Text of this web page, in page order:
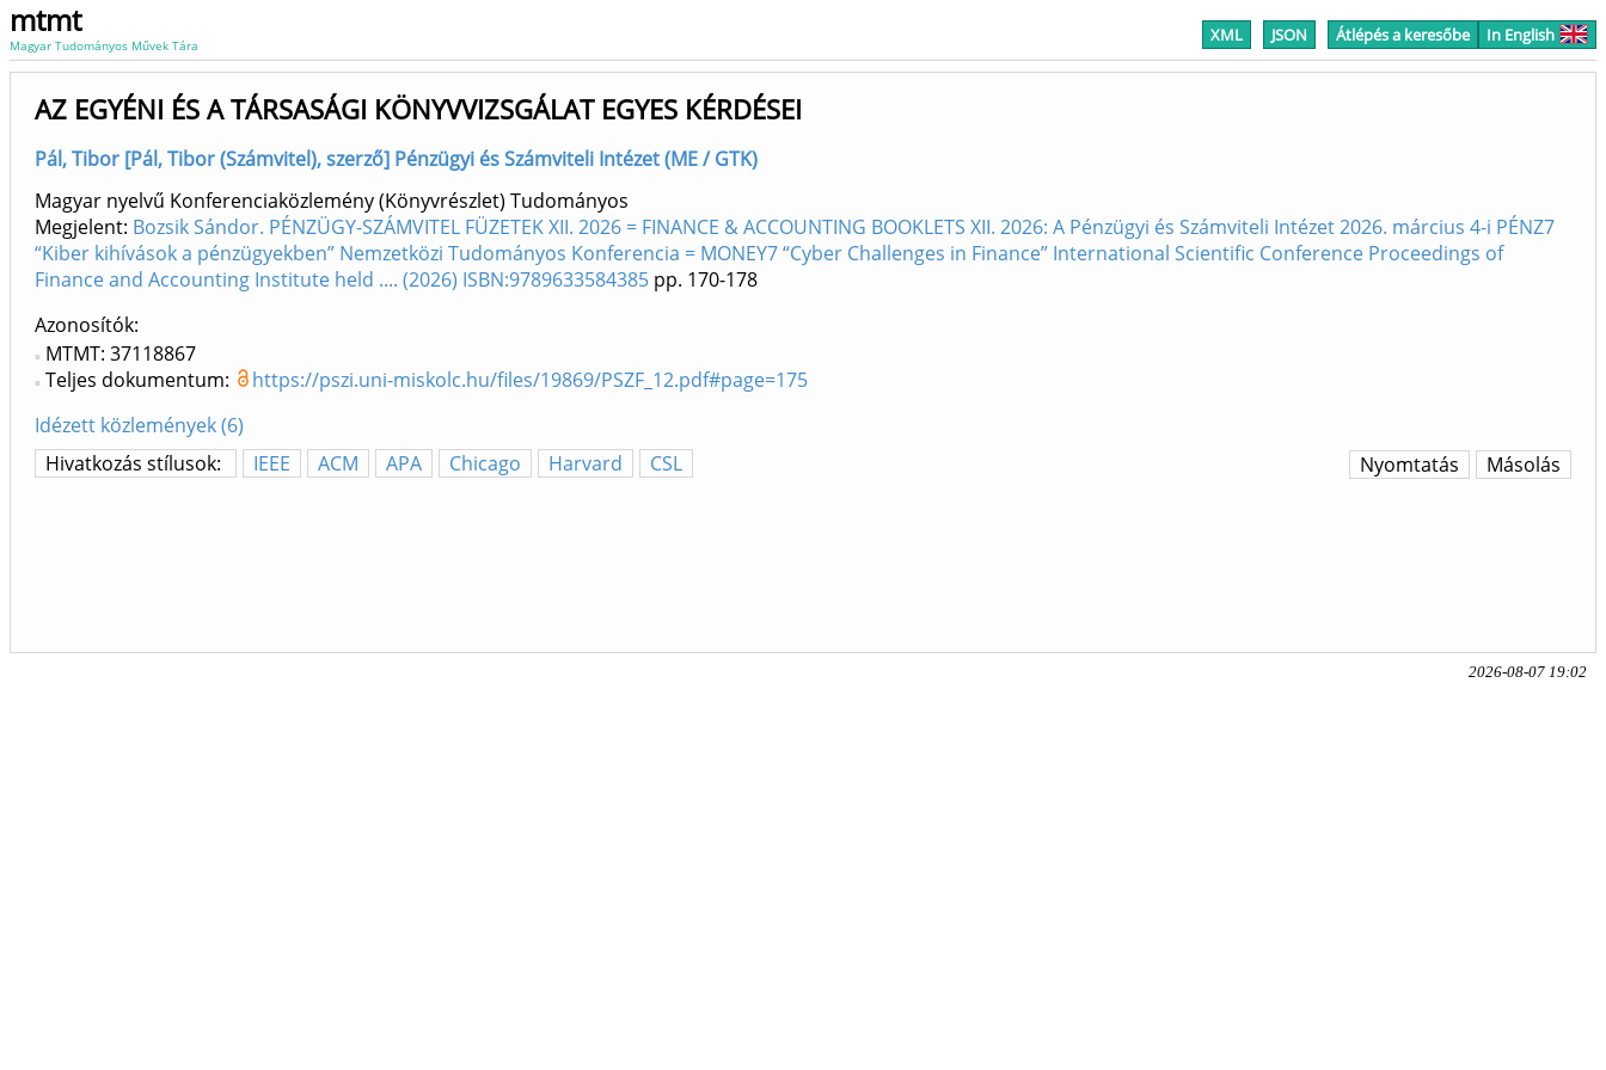
mtmt
Magyar Tudományos Művek Tára XML JSON Átlépés a keresőbe In English
AZ EGYÉNI ÉS A TÁRSASÁGI KÖNYVVIZSGÁLAT EGYES KÉRDÉSEI
Pál, Tibor [Pál, Tibor (Számvitel), szerző] Pénzügyi és Számviteli Intézet (ME / GTK)
Magyar nyelvű Konferenciaközlemény (Könyvrészlet) Tudományos
Megjelent: Bozsik Sándor. PÉNZÜGY-SZÁMVITEL FÜZETEK XII. 2026 = FINANCE & ACCOUNTING BOOKLETS XII. 2026: A Pénzügyi és Számviteli Intézet 2026. március 4-i PÉNZ7
“Kiber kihívások a pénzügyekben” Nemzetközi Tudományos Konferencia = MONEY7 “Cyber Challenges in Finance” International Scientific Conference Proceedings of
Finance and Accounting Institute held .... (2026) ISBN:9789633584385 pp. 170-178
Azonosítók
MTMT: 37118867
Teljes dokumentum:
https://pszi.uni-miskolc.hu/files/19869/PSZF_12.pdf#page=175
Idézett közlemények (6)
Hivatkozás stílusok:
IEEE ACM APA Chicago Harvard CSL Másolás
Nyomtatás
2026-08-07 19:02